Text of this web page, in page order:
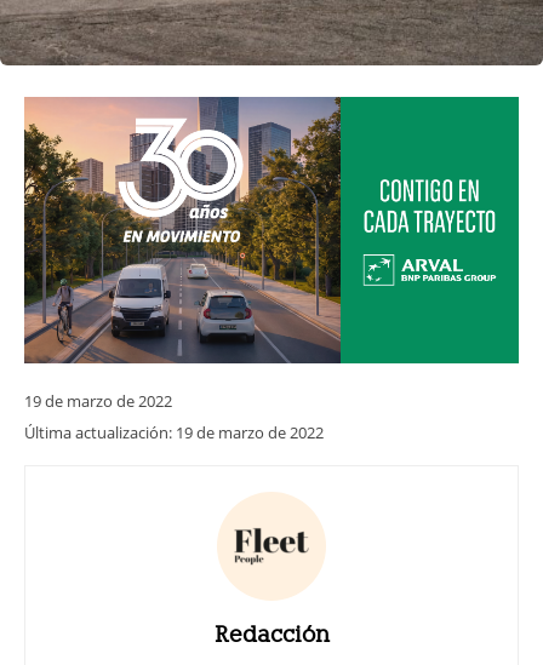
19 de marzo de 2022
Última actualización: 19 de marzo de 2022
Redacción